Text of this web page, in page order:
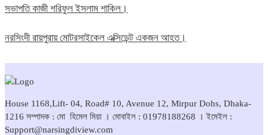
সভাপতি কাজী শরিফুল ইসলাম শাকিল।
নরসিংদী রায়পুরায় মোটরসাইকেল এক্সিডেন্ট একজন আহত।
House 1168,Lift- 04, Road# 10, Avenue 12, Mirpur Dohs, Dhaka-
1216 সম্পাদক : মো হিমেল মিয়া । মোবাইল : 01978188268 । ইমেইল :
Support@narsingdiview.com